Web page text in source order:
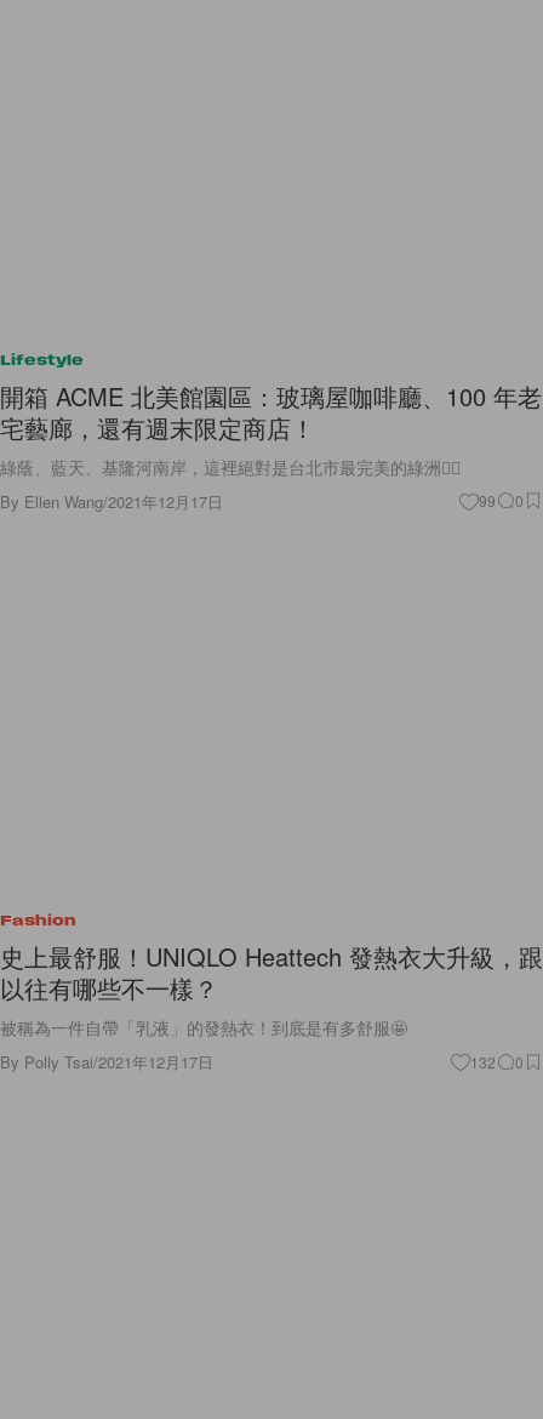
Lifestyle
開箱 ACME 北美館園區：玻璃屋咖啡廳、100 年老
宅藝廊，還有週末限定商店！
綠蔭、藍天、基隆河南岸，這裡絕對是台北市最完美的綠洲❤️‍🔥
By Ellen Wang/2021年12月17日 99 0
Fashion
史上最舒服！UNIQLO Heattech 發熱衣大升級，跟
以往有哪些不一樣？
被稱為一件自帶「乳液」的發熱衣！到底是有多舒服🤩
By Polly Tsai/2021年12月17日 132 0